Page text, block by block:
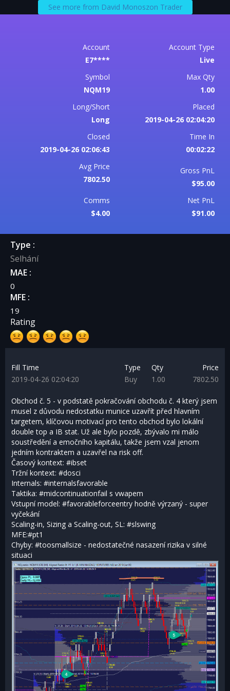
See more from David Monoszon Trader
Account
E7****
Account Type
Live
Symbol
NQM19
Max Qty
1.00
Long/Short
Long
Placed
2019-04-26 02:04:20
Closed
2019-04-26 02:06:43
Time In
00:02:22
Avg Price
7802.50
Gross PnL
$95.00
Comms
$4.00
Net PnL
$91.00
Type :
Selhání
MAE :
0
MFE :
19
Rating
Fill Time Type Qty
Price
2019-04-26 02:04:20
Buy 1.00 7802.50
Obchod č. 5 - v podstatě pokračování obchodu č. 4 který jsem
musel z důvodu nedostatku munice uzavřít před hlavním
targetem, klíčovou motivací pro tento obchod bylo lokální
double top a IB stat. Už ale bylo pozdě, zbývalo mi málo
soustředění a emočního kapitálu, takže jsem vzal jenom
jedním kontraktem a uzavřel na risk off.
Časový kontext: #ibset
Tržní kontext: #dosci
Internals: #internalsfavorable
Taktika: #midcontinuationfail s vwapem
Vstupní model: #favorableforceentry hodně výrzaný - super
vyčekání
Scaling-in, Sizing a Scaling-out, SL: #slswing
MFE:#pt1
Chyby: #toosmallsize - nedostatečné nasazení rizika v silné
situaci